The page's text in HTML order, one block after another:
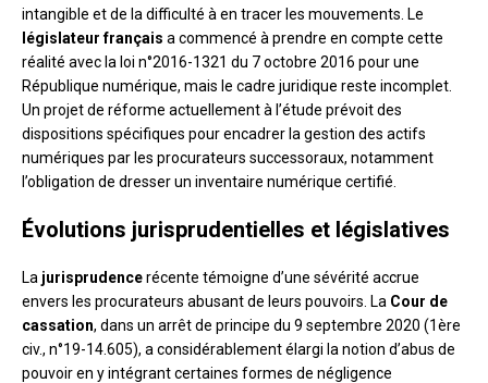
intangible et de la difficulté à en tracer les mouvements. Le
législateur français a commencé à prendre en compte cette
réalité avec la loi n°2016-1321 du 7 octobre 2016 pour une
République numérique, mais le cadre juridique reste incomplet.
Un projet de réforme actuellement à l’étude prévoit des
dispositions spécifiques pour encadrer la gestion des actifs
numériques par les procurateurs successoraux, notamment
l’obligation de dresser un inventaire numérique certifié.
Évolutions jurisprudentielles et législatives
La jurisprudencerécente témoigne d’une sévérité accrue
envers les procurateurs abusant de leurs pouvoirs. La Cour de
cassation, dans un arrêt de principe du 9 septembre 2020 (1ère
civ., n°19-14.605), a considérablement élargi la notion d’abus de
pouvoir en y intégrant certaines formes de négligence